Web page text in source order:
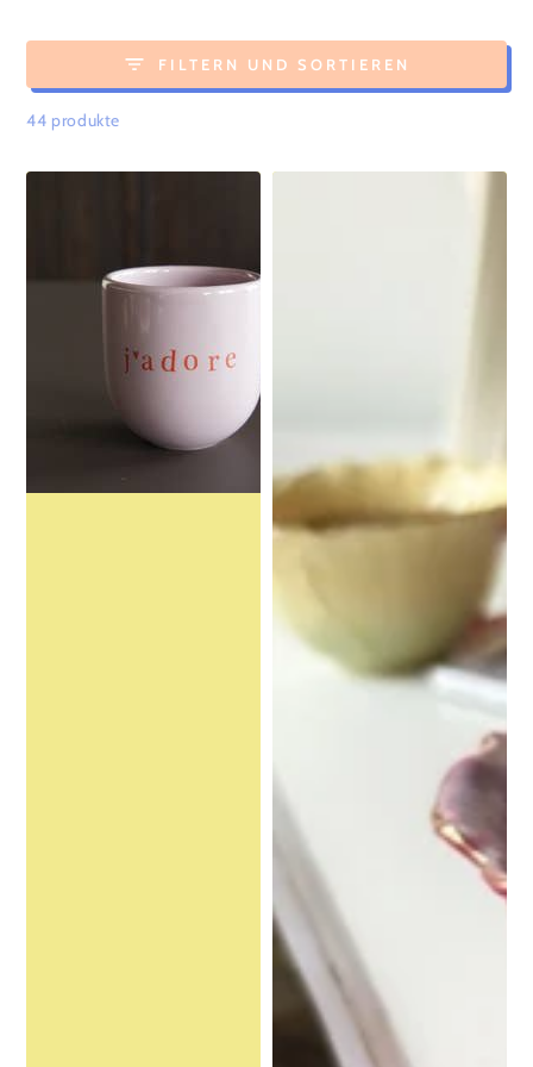
FILTERN UND SORTIEREN
44 produkte